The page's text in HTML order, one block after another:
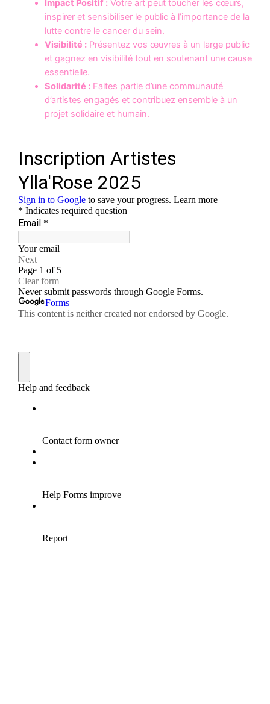
Impact Positif :Votre art peut toucher les cœurs,
inspirer et sensibiliser le public à l’importance de la
lutte contre le cancer du sein.
Visibilité :Présentez vos œuvres à un large public
et gagnez en visibilité tout en soutenant une cause
essentielle.
Solidarité :Faites partie d’une communauté
d’artistes engagés et contribuez ensemble à un
projet solidaire et humain.